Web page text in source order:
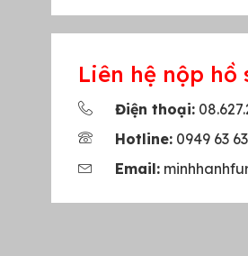
Liên hệ nộp hồ
Điện thoại:
Hotline: 0949 63
Email: